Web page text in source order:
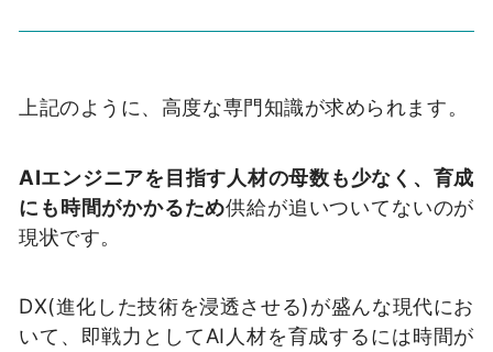
上記のように、高度な専門知識が求められます。
AIエンジニアを目指す人材の母数も少なく、育成
にも時間がかかるため供給が追いついてないのが
現状です。
DX(進化した技術を浸透させる)が盛んな現代にお
いて、即戦力としてAI人材を育成するには時間が